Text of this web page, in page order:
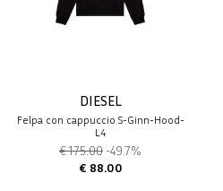
DIESEL
Felpa con cappuccio S-Ginn-Hood-
L4
€ 175.00 -49.7%
€ 88.00